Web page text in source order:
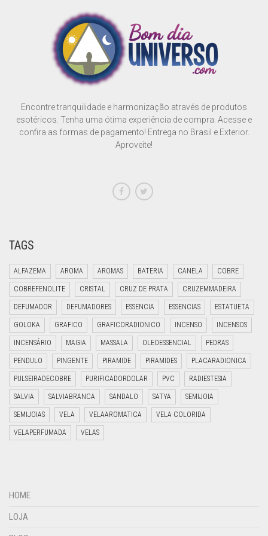
SÍMBOLO EGÍPCIO
VELAS E RECHAUD
Encontre tranquilidade e harmonização através de produtos
esotéricos. Tenha uma ótima experiência de compra. Acesse e
confira as formas de pagamento! Entrega no Brasil e Exterior.
Aproveite!
TAGS
ALFAZEMA AROMA AROMAS BATERIA CANELA COBRE
COBREFENOLITE CRISTAL CRUZ DE PRATA CRUZEMMADEIRA
DEFUMADOR DEFUMADORES ESSENCIA ESSENCIAS ESTATUETA
GOLOKA GRAFICO GRAFICORADIONICO INCENSO INCENSOS
INCENSÁRIO MAGIA MASSALA OLEOESSENCIAL PEDRAS
PENDULO PINGENTE PIRAMIDE PIRAMIDES PLACARADIONICA
PULSEIRADECOBRE PURIFICADORDOLAR PVC RADIESTESIA
SALVIA SALVIABRANCA SANDALO SATYA SEMIJOIA
SEMIJOIAS VELA VELAAROMATICA VELA COLORIDA
VELAPERFUMADA VELAS
HOME
LOJA